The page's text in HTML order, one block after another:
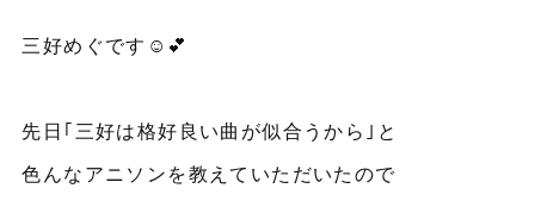
三好めぐです☺💕
先日｢三好は格好良い曲が似合うから｣と
色んなアニソンを教えていただいたので